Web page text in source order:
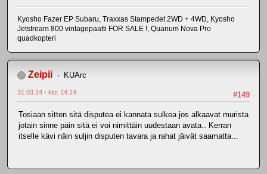
Kyosho Fazer EP Subaru, Traxxas Stampedet 2WD + 4WD, Kyosho
Jetstream 800 vintagepaatti FOR SALE !, Quanum Nova Pro
quadkopteri
Zeipii KUArc
#149
31.03.14 - klo: 14.14
Tosiaan sitten sitä disputea ei kannata sulkea jos alkaavat murista
jotain sinne päin sitä ei voi nimittäin uudestaan avata.. Kerran
itselle kävi näin suljin disputen tavara ja rahat jäivät saamatta...